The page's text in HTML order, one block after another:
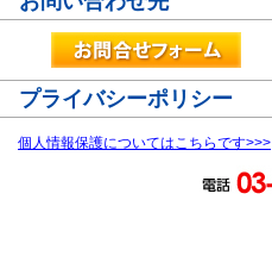
プライバシーポリシー
個人情報保護についてはこちらです>>>